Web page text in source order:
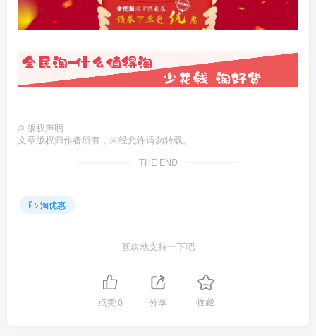
© 版权声明
文章版权归作者所有，未经允许请勿转载。
THE END
淘优惠
喜欢就支持一下吧
点赞0 分享 收藏